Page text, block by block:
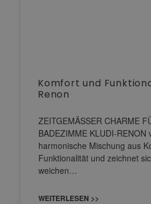
Komfort und
Renon
ZEITGEMÄSSER CHARME
BADEZIMME KLUDI-RENON
harmonische Mischung aus
Funktionalität und zeichnet
weichen…
WEITERLESEN >>